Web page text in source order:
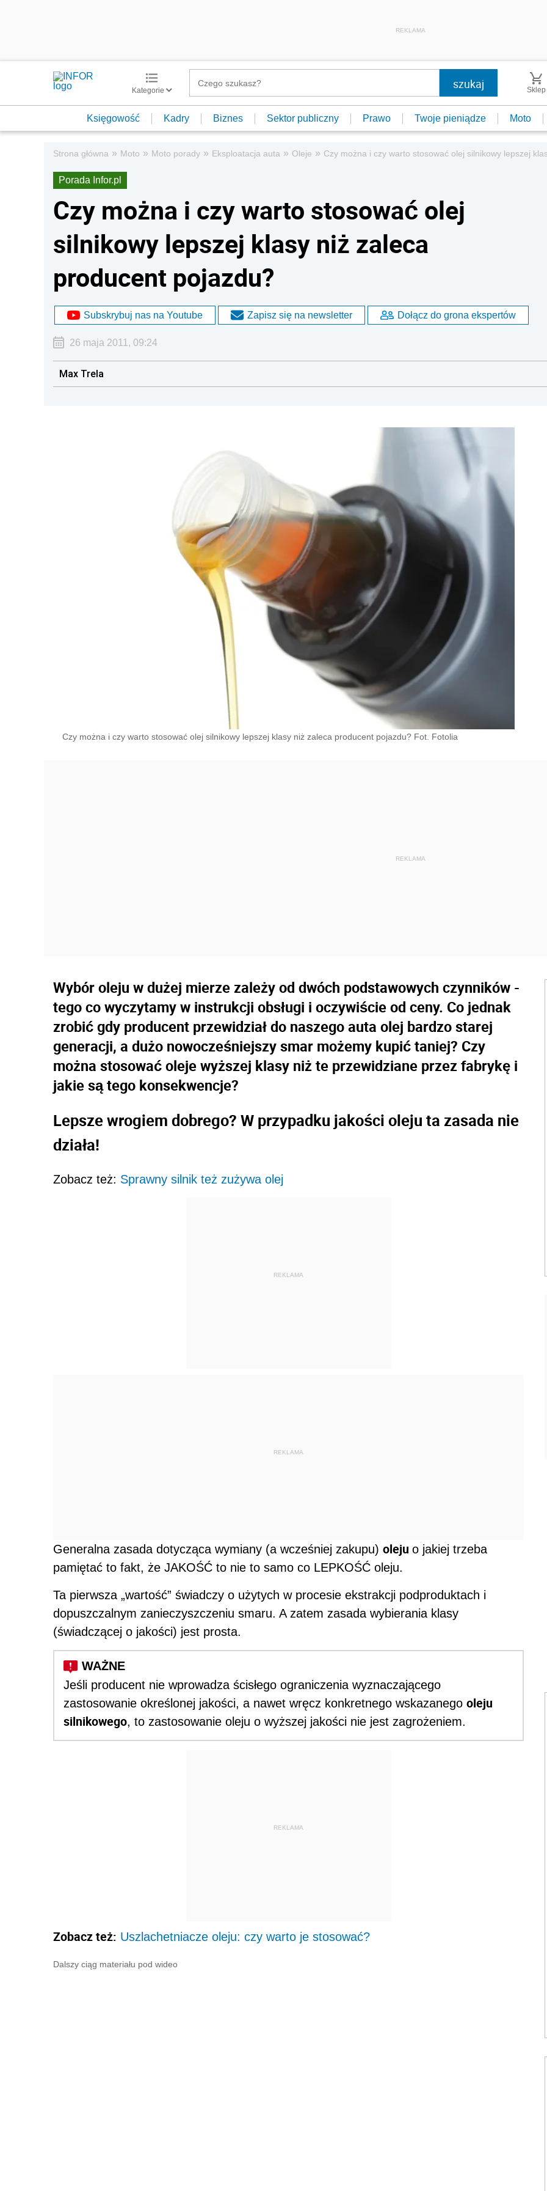
REKLAMA
Kategorie Sklep
Księgowość Kadry Biznes Sektor publiczny Prawo Twoje pieniądze Moto
Strona główna » Moto » Moto porady » Eksploatacja auta » Oleje » Czy można i czy warto stosować olej silnikowy lepszej
Porada Infor.pl
Czy można i czy warto stosować olej
silnikowy lepszej klasy niż zaleca
producent pojazdu?
Subskrybuj nas na Youtube Zapisz się na newsletter Dołącz do grona ekspertów
26 maja 2011, 09:24
Max Trela
Czy można i czy warto stosować olej silnikowy lepszej klasy niż zaleca producent pojazdu? Fot. Fotolia
Wybór oleju w dużej mierze zależy od dwóch podstawowych czynników -
tego co wyczytamy w instrukcji obsługi i oczywiście od ceny. Co jednak
zrobić gdy producent przewidział do naszego auta olej bardzo starej
generacji, a dużo nowocześniejszy smar możemy kupić taniej? Czy
można stosować oleje wyższej klasy niż te przewidziane przez fabrykę i
jakie są tego konsekwencje?
Lepsze wrogiem dobrego? W przypadku jakości oleju ta zasada nie
działa!
Zobacz też: Sprawny silnik też zużywa olej
REKLAMA
REKLAMA
Generalna zasada dotycząca wymiany (a wcześniej zakupu) oleju o jakiej trzeba
pamiętać to fakt, że JAKOŚĆ to nie to samo co LEPKOŚĆ oleju.
Ta pierwsza „wartość” świadczy o użytych w procesie ekstrakcji podproduktach i
dopuszczalnym zanieczyszczeniu smaru. A zatem zasada wybierania klasy
(świadczącej o jakości) jest prosta.
Jeśli producent nie wprowadza ścisłego ograniczenia wyznaczającego
zastosowanie określonej jakości, a nawet wręcz konkretnego wskazanego oleju
silnikowego, to zastosowanie oleju o wyższej jakości nie jest zagrożeniem.
REKLAMA
Zobacz też: Uszlachetniacze oleju: czy warto je stosować?
Dalszy ciąg materiału pod wideo